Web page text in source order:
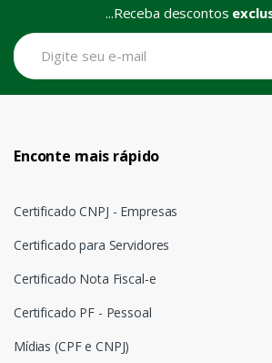
...Receba descontos
Enconte mais rápido
Certificado CNPJ - Empresas
Certificado para Servidores
Certificado Nota Fiscal-e
Certificado PF - Pessoal
Mídias (CPF e CNPJ)